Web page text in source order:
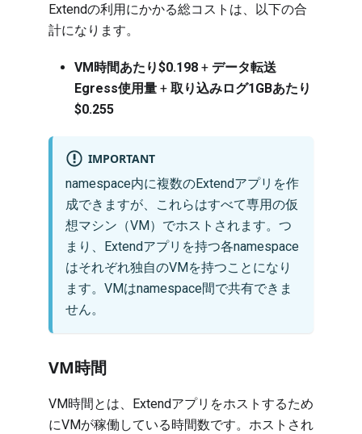
Extendの利用にかかる総コストは、以下の合
計になります。
VM時間あたり$0.198 + データ転送
Egress使用量 + 取り込みログ1GBあたり
$0.255
IMPORTANT
namespace内に複数のExtendアプリを作
成できますが、これらはすべて専用の仮
想マシン（VM）でホストされます。つ
まり、Extendアプリを持つ各namespace
はそれぞれ独自のVMを持つことになり
ます。VMはnamespace間で共有できま
せん。
VM時間
VM時間とは、Extendアプリをホストするため
にVMが稼働している時間数です。ホストされ